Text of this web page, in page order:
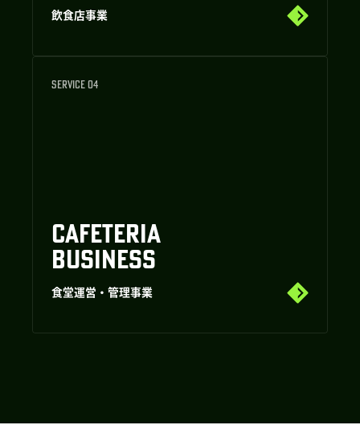
飲食店事業
SERVICE 04
CAFETERIA
BUSINESS
食堂運営・管理事業